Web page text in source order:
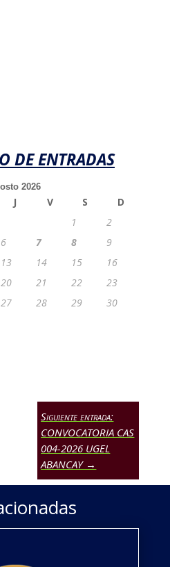
DE ENTRADAS
2026
J V S
D
1
2
6 7 8
9
13 14 15
16
20 21 22
23
27 28 29
30
Siguiente entrada:
CONVOCATORIA CAS
004-2026 UGEL
ABANCAY→